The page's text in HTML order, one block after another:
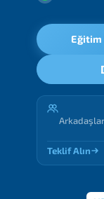
Teklif Alın